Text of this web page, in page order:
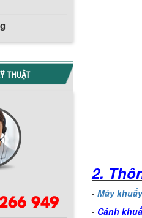
THUẬT
949
hành
2.
- Máy
- Cánh